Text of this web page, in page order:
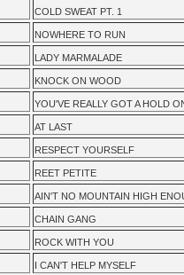
COLD SWEAT PT. 1
NOWHERE TO RUN
LADY MARMALADE
KNOCK ON WOOD
YOU'VE REALLY GOT A HOLD
AT LAST
RESPECT YOURSELF
REET PETITE
AIN'T NO MOUNTAIN HIGH
CHAIN GANG
ROCK WITH YOU
I CAN'T HELP MYSELF